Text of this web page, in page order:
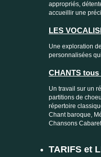
appropriés,
accueillir une
LES
Une exploration
personnalisées
CHANTS tous
Un travail sur un
partitions de
répertoire
Chant baroque,
Chansons
TARIFS et